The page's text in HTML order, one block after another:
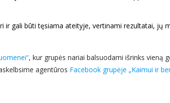
ir gali būti tęsiama ateityje, vertinami rezultatai, jų
, kur grupės nariai balsuodami išrinks vieną
agentūros Facebook grupėje „Kaimui ir